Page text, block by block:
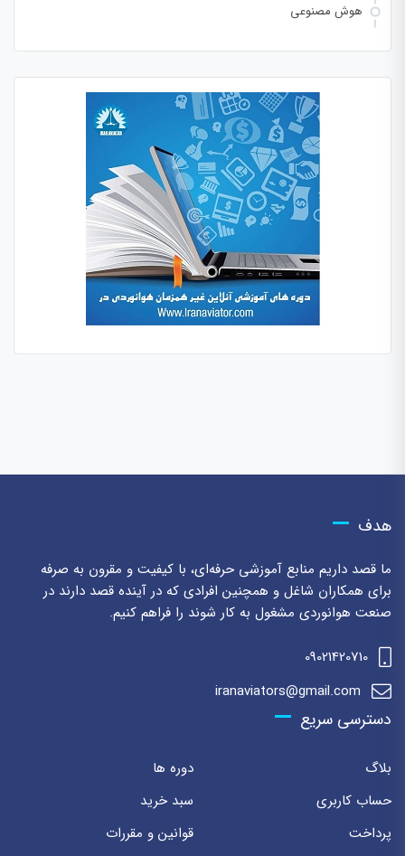
هوش مصنوعی
هدف
ما قصد داریم منابع آموزشی حرفه‌ای، با کیفیت و مقرون به صرفه
برای همکاران شاغل و همچنین افرادی که در آینده قصد دارند در
صنعت هوانوردی مشغول به کار شوند را فراهم کنیم.
09021420710
iranaviators@gmail.com
دسترسی سریع
بلاگ
دوره ها
حساب کاربری
سبد خرید
پرداخت
قوانین و مقررات